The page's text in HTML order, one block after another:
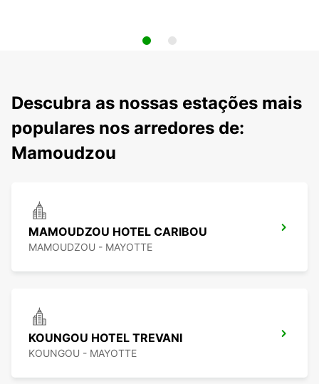
Descubra as nossas estações mais
populares nos arredores de:
Mamoudzou
MAMOUDZOU HOTEL CARIBOU
MAMOUDZOU - MAYOTTE
KOUNGOU HOTEL TREVANI
KOUNGOU - MAYOTTE